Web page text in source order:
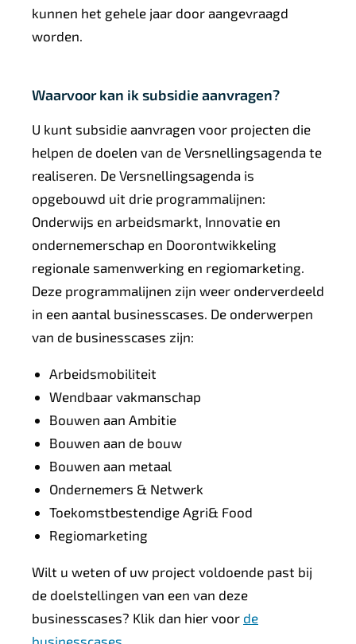
kunnen het gehele jaar door aangevraagd
worden.
Waarvoor kan ik subsidie aanvragen?
U kunt subsidie aanvragen voor projecten die
helpen de doelen van de Versnellingsagenda te
realiseren. De Versnellingsagenda is
opgebouwd uit drie programmalijnen:
Onderwijs en arbeidsmarkt, Innovatie en
ondernemerschap en Doorontwikkeling
regionale samenwerking en regiomarketing.
Deze programmalijnen zijn weer onderverdeeld
in een aantal businesscases. De onderwerpen
van de businesscases zijn:
Arbeidsmobiliteit
Wendbaar vakmanschap
Bouwen aan Ambitie
Bouwen aan de bouw
Bouwen aan metaal
Ondernemers & Netwerk
Toekomstbestendige Agri& Food
Regiomarketing
Wilt u weten of uw project voldoende past bij
de doelstellingen van een van deze
businesscases? Klik dan hier voor de